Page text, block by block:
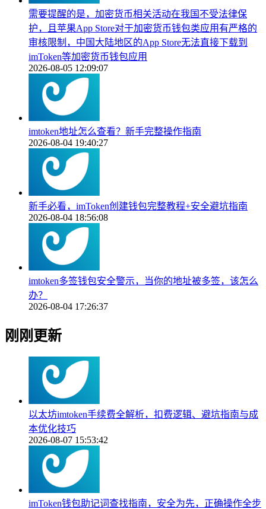
需要提醒的是，加密货币相关活动在我国不受法律保
护，且苹果App Store对于加密货币钱包类应用有严格的
审核限制，中国大陆地区的App Store无法直接下载到
imToken等加密货币钱包应用
2026-08-05 12:09:07
imtoken地址怎么查看？新手完整操作指南
2026-08-04 19:40:27
新手必看，imToken创建钱包完整教程+安全避坑指南
2026-08-04 18:56:08
imtoken多签钱包安全警示，当你的地址被多签，该怎么
办？
2026-08-04 17:26:37
刚刚更新
以太坊imtoken手续费全解析，扣费逻辑、避坑指南与成
本优化技巧
2026-08-07 15:53:42
imToken钱包助记词查找指南，安全为先，正确操作全步